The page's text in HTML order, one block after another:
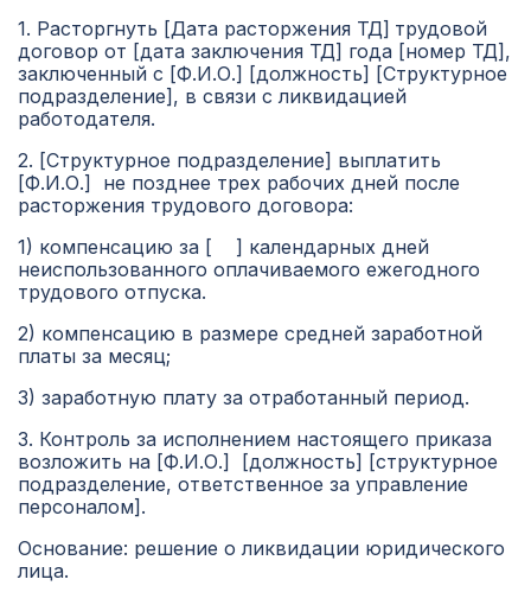
1. Расторгнуть [Дата расторжения ТД] трудовой
договор от [дата заключения ТД] года [номер ТД],
заключенный с [Ф.И.О.] [должность] [Структурное
подразделение], в связи с ликвидацией
работодателя.
2. [Структурное подразделение] выплатить
[Ф.И.О.] не позднее трех рабочих дней после
расторжения трудового договора:
1) компенсацию за [ ] календарных дней
неиспользованного оплачиваемого ежегодного
трудового отпуска.
2) компенсацию в размере средней заработной
платы за месяц;
3) заработную плату за отработанный период.
3. Контроль за исполнением настоящего приказа
возложить на [Ф.И.О.] [должность] [структурное
подразделение, ответственное за управление
персоналом].
Основание: решение о ликвидации юридического
лица.